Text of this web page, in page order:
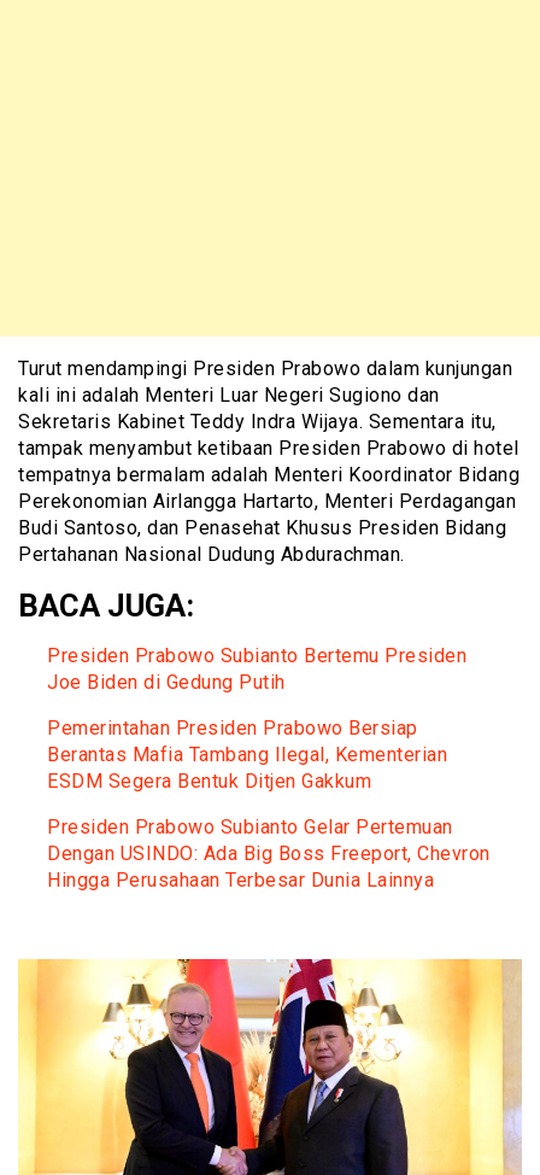
Turut mendampingi Presiden Prabowo dalam kunjungan
kali ini adalah Menteri Luar Negeri Sugiono dan
Sekretaris Kabinet Teddy Indra Wijaya. Sementara itu,
tampak menyambut ketibaan Presiden Prabowo di hotel
tempatnya bermalam adalah Menteri Koordinator Bidang
Perekonomian Airlangga Hartarto, Menteri Perdagangan
Budi Santoso, dan Penasehat Khusus Presiden Bidang
Pertahanan Nasional Dudung Abdurachman.
BACA JUGA:
Presiden Prabowo Subianto Bertemu Presiden
Joe Biden di Gedung Putih
Pemerintahan Presiden Prabowo Bersiap
Berantas Mafia Tambang Ilegal, Kementerian
ESDM Segera Bentuk Ditjen Gakkum
Presiden Prabowo Subianto Gelar Pertemuan
Dengan USINDO: Ada Big Boss Freeport, Chevron
Hingga Perusahaan Terbesar Dunia Lainnya